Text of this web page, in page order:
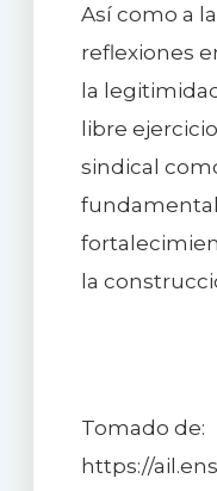
Así como a
reflexiones
la
libre
sindical
la
Tomado de:
https://